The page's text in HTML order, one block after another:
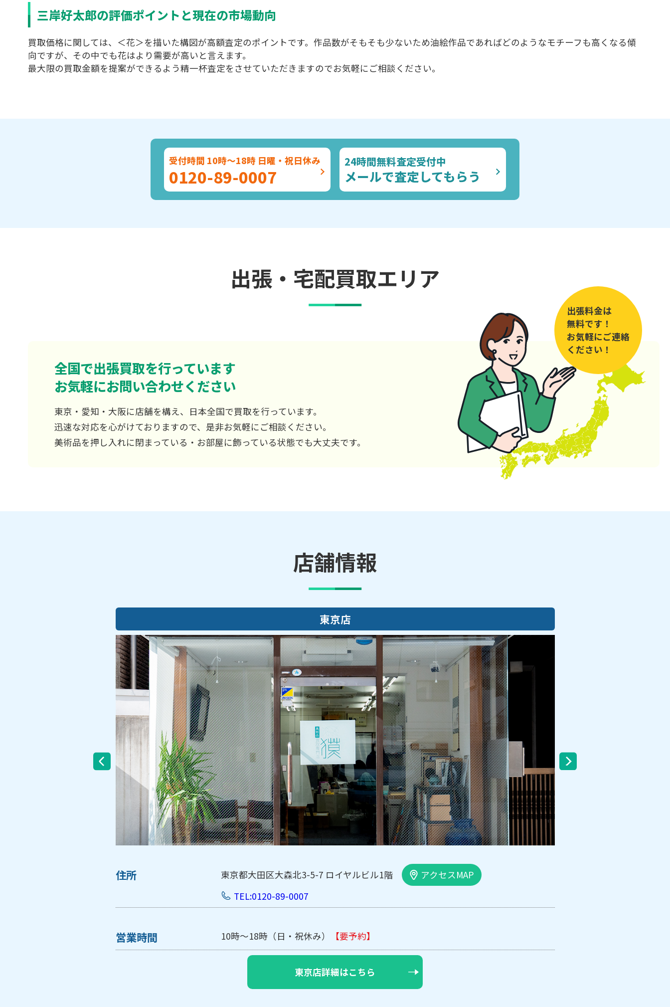
三岸好太郎の評価ポイントと現在の市場動向
買取価格に関しては、＜花＞を描いた構図が高額査定のポイントです。作品数がそもそも少ないため油絵作品であればどのようなモチーフも高くなる傾
向ですが、その中でも花はより需要が高いと言えます。
最大限の買取金額を提案ができるよう精一杯査定をさせていただきますのでお気軽にご相談ください。
受付時間 10時～18時 日曜・祝日休み
0120-89-0007
24時間無料査定受付中
メールで査定してもらう
出張・宅配買取エリア
全国で出張買取を行っています
お気軽にお問い合わせください
東京・愛知・大阪に店舗を構え、日本全国で買取を行っています。
迅速な対応を心がけておりますので、是非お気軽にご相談ください。
美術品を押し入れに閉まっている・お部屋に飾っている状態でも大丈夫です。
出張料金は
無料です！
お気軽にご連絡
ください！
店舗情報
東京都大田区大森北3-5-7 ロイヤルビル1階
アクセスMAP
TEL:0120-89-0007
10時～18時（日・祝休み） 【要予約】
東京店詳細はこちら